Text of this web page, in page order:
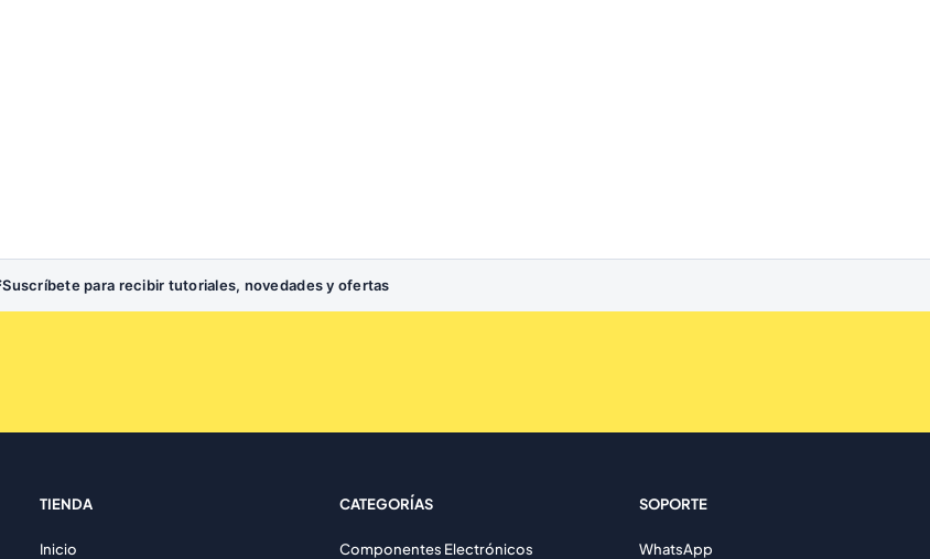
Suscríbete para recibir tutoriales, novedades y ofertas
TIENDA
Inicio
CATEGORÍAS
Componentes Electrónicos
SOPORTE
WhatsApp